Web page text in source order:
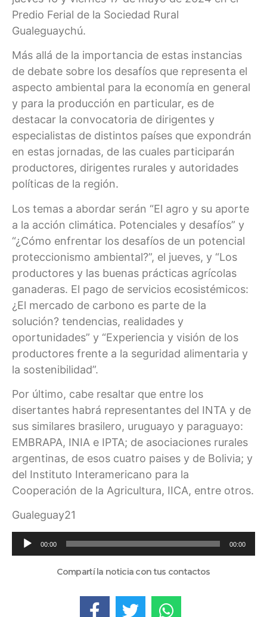
Predio Ferial de la Sociedad Rural
Gualeguaychú.
Más allá de la importancia de estas instancias
de debate sobre los desafíos que representa el
aspecto ambiental para la economía en general
y para la producción en particular, es de
destacar la convocatoria de dirigentes y
especialistas de distintos países que expondrán
en estas jornadas, de las cuales participarán
productores, dirigentes rurales y autoridades
políticas de la región.
Los temas a abordar serán “El agro y su aporte
a la acción climática. Potenciales y desafíos” y
“¿Cómo enfrentar los desafíos de un potencial
proteccionismo ambiental?”, el jueves, y “Los
productores y las buenas prácticas agrícolas
ganaderas. El pago de servicios ecosistémicos:
¿El mercado de carbono es parte de la
solución? tendencias, realidades y
oportunidades” y “Experiencia y visión de los
productores frente a la seguridad alimentaria y
la sostenibilidad”.
Por último, cabe resaltar que entre los
disertantes habrá representantes del INTA y de
sus similares brasilero, uruguayo y paraguayo:
EMBRAPA, INIA e IPTA; de asociaciones rurales
argentinas, de esos cuatro paises y de Bolivia; y
del Instituto Interamericano para la
Cooperación de la Agricultura, IICA, entre otros.
Gualeguay21
Reproductor
de
00:00 00:00
Compartí la noticia con tus contactos